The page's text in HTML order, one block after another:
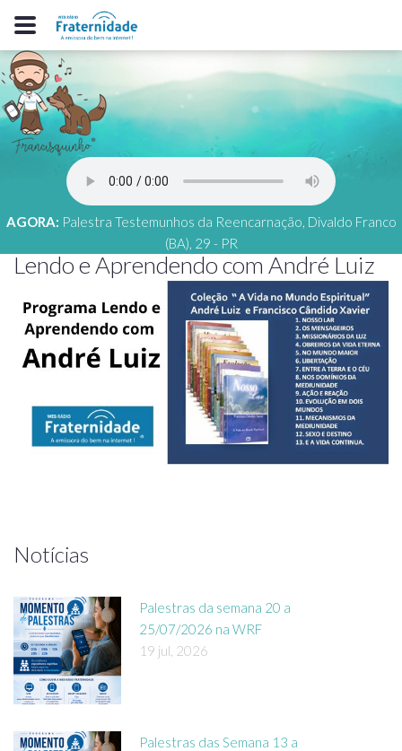
AGORA: Palestra Testemunhos da Reencarnação, Divaldo Franco
(BA), 29 - PR
Lendo e Aprendendo com André Luiz
Notícias
Palestras da semana 20 a
25/07/2026 na WRF
19 jul, 2026
Palestras das Semana 13 a